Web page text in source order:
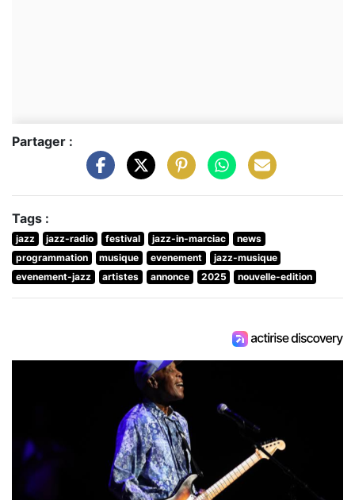
Partager :
Tags :
jazz jazz-radio festival jazz-in-marciac
news
programmation
musique evenement
jazz-musique
evenement-jazz
artistes annonce 2025 nouvelle-edition